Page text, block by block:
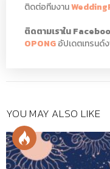
ติดต่อทีมงาน
ติดตามเราใน
OPONGอัปเดตเทรนด์
YOU MAY ALSO LIKE